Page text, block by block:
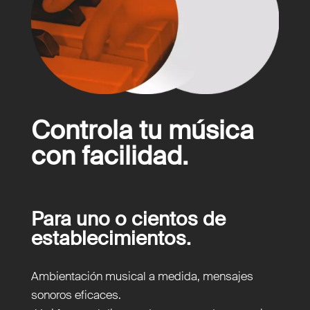
Controla tu música
con facilidad.
Para uno o cientos de
establecimientos.
Ambientación musical a medida, mensajes
sonoros eficaces.